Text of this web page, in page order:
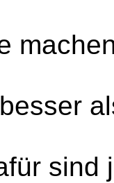
sind